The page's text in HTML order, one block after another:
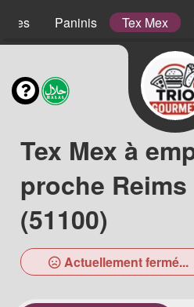
Paninis Tex Mex
Tex Mex à
proche
(51100)
Actuellement fermé...